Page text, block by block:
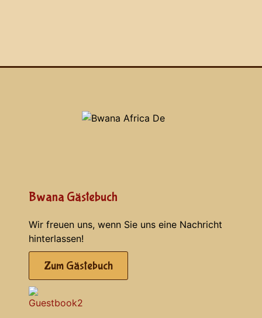
Bwana Gästebuch
Wir freuen uns, wenn Sie uns eine Nachricht
hinterlassen!
Zum Gästebuch